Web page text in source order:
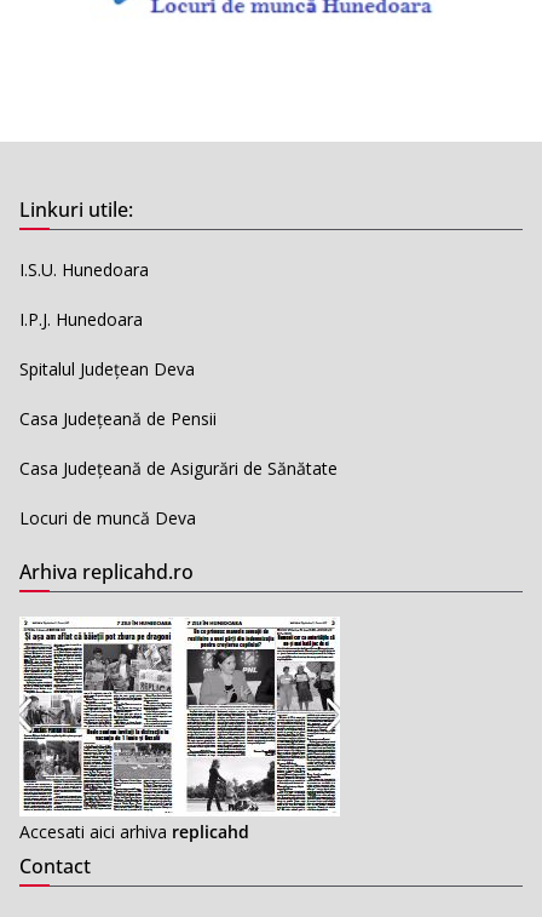
Linkuri utile:
I.S.U. Hunedoara
I.P.J. Hunedoara
Spitalul Județean Deva
Casa Județeană de Pensii
Casa Județeană de Asigurări de Sănătate
Locuri de muncă Deva
Arhiva replicahd.ro
Accesati aici arhiva replicahd
Contact